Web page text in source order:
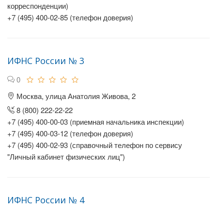
корреспонденции)
+7 (495) 400-02-85 (телефон доверия)
ИФНС России № 3
0
Москва, улица Анатолия Живова, 2
8 (800) 222-22-22
+7 (495) 400-00-03 (приемная начальника инспекции)
+7 (495) 400-03-12 (телефон доверия)
+7 (495) 400-02-93 (справочный телефон по сервису
"Личный кабинет физических лиц")
ИФНС России № 4